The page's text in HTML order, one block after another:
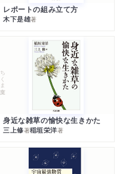
レポートの組み立て方
木下是雄著
ちくま文庫
身近な雑草の愉快な生きかた
三上修著稲垣栄洋著